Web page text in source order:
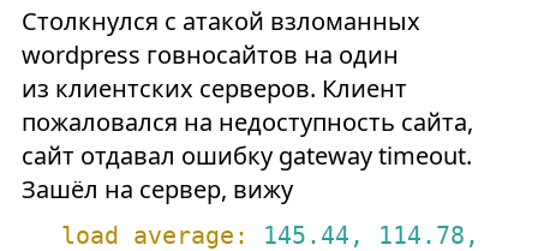
Столкнулся с атакой взломанных
wordpress говносайтов на один
из клиентских серверов. Клиент
пожаловался на недоступность сайта,
сайт отдавал ошибку gateway timeout.
Зашёл на сервер, вижу
load average: 145.44 , 114.78 ,